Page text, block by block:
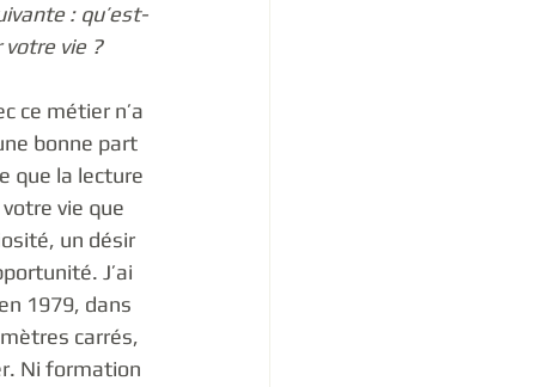
: qu’est-
votre vie ?
ce métier n’a
bonne part
que la lecture
vie que
un désir
J’ai
1979, dans
carrés,
Ni formation